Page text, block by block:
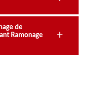
de
Ramonage